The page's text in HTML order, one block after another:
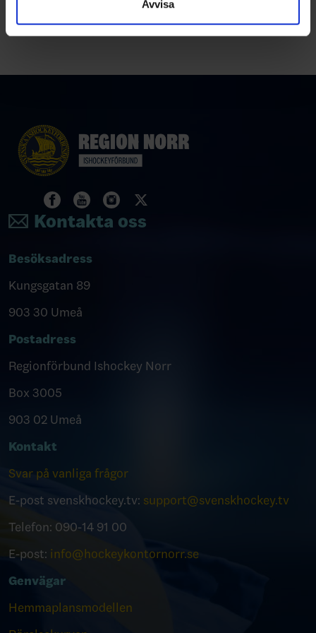
Avvisa
Kontakta oss
Besöksadress
Kungsgatan 89
903 30 Umeå
Postadress
Regionförbund Ishockey Norr
Box 3005
903 02 Umeå
Kontakt
Svar på vanliga frågor
E-post svenskhockey.tv: support@svenskhockey.tv
Telefon: 090-14 91 00
E-post: info@hockeykontornorr.se
Genvägar
Hemmaplansmodellen